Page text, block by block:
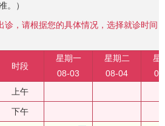
。）
诊，请根据您的具体情况，选择就诊时间
时段
星期一
08-03
星期二
08-04
星
上午
下午